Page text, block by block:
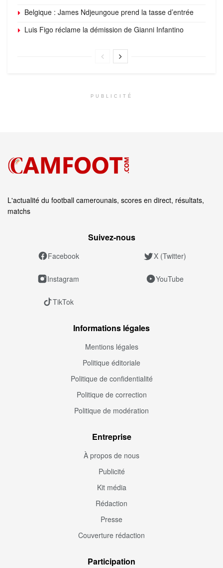
Belgique : James Ndjeungoue prend la tasse d’entrée
Luis Figo réclame la démission de Gianni Infantino
PUBLICITÉ
L'actualité du football camerounais, scores en direct, résultats,
matchs
Suivez‑nous
Facebook X (Twitter)
Instagram YouTube
TikTok
Informations légales
Mentions légales
Politique éditoriale
Politique de confidentialité
Politique de correction
Politique de modération
Entreprise
À propos de nous
Publicité
Kit média
Rédaction
Presse
Couverture rédaction
Participation